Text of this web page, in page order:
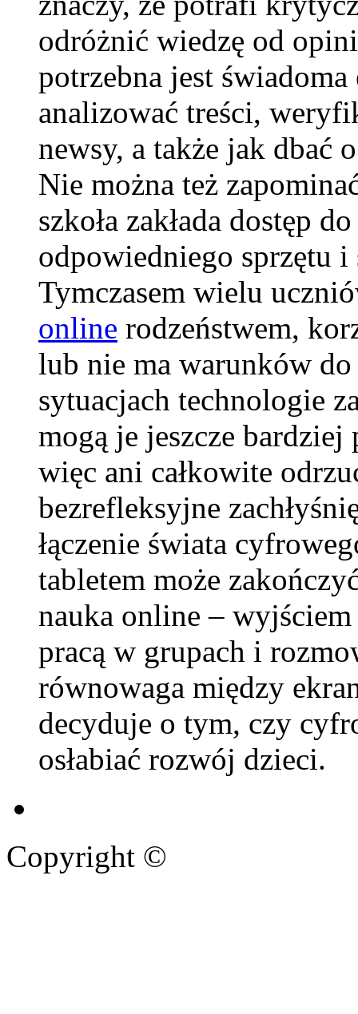
odróżnić wiedzę od
potrzebna jest
analizować treści,
newsy, a także jak dbać
Nie można też
szkoła zakłada dostęp
odpowiedniego sprzętu
Tymczasem wielu
online rodzeństwem,
lub nie ma warunków
sytuacjach technologie
mogą je jeszcze bardziej
więc ani całkowite
bezrefleksyjne
łączenie świata
tabletem może
nauka online –
pracą w grupach i
równowaga między
decyduje o tym, czy
osłabiać rozwój dzieci.
Copyright ©